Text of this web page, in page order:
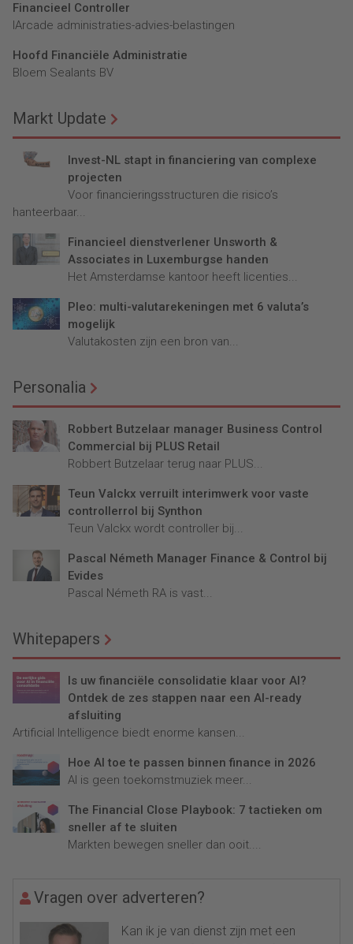
Financieel Controller
lArcade administraties-advies-belastingen
Hoofd Financiële Administratie
Bloem Sealants BV
Markt Update
Invest-NL stapt in financiering van complexe
projecten
Voor financieringsstructuren die risico’s
hanteerbaar...
Financieel dienstverlener Unsworth &
Associates in Luxemburgse handen
Het Amsterdamse kantoor heeft licenties...
Pleo: multi-valutarekeningen met 6 valuta’s
mogelijk
Valutakosten zijn een bron van...
Personalia
Robbert Butzelaar manager Business Control
Commercial bij PLUS Retail
Robbert Butzelaar terug naar PLUS...
Teun Valckx verruilt interimwerk voor vaste
controllerrol bij Synthon
Teun Valckx wordt controller bij...
Pascal Németh Manager Finance & Control bij
Evides
Pascal Németh RA is vast...
Whitepapers
Is uw financiële consolidatie klaar voor AI?
Ontdek de zes stappen naar een AI-ready
afsluiting
Artificial Intelligence biedt enorme kansen...
Hoe AI toe te passen binnen finance in 2026
AI is geen toekomstmuziek meer...
The Financial Close Playbook: 7 tactieken om
sneller af te sluiten
Markten bewegen sneller dan ooit....
Vragen over adverteren?
Kan ik je van dienst zijn met een